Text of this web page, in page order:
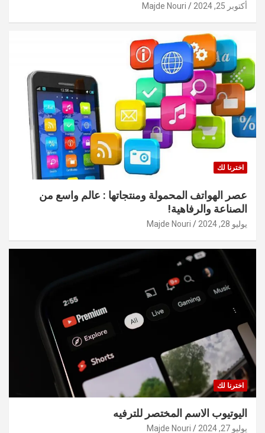
أكتوبر 25, 2024 Majde Nouri
اخترنا لك
عصر الهواتف المحمولة ومنتجاتها : عالم واسع من
الصناعة والرفاهية!
يوليو 28, 2024 Majde Nouri
اخترنا لك
اليوتيوب الاسم المختصر للترفيه
يوليو 27, 2024 Majde Nouri